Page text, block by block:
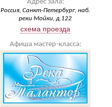
Адрес зала:
Россия, Санкт-Петербург, наб.
реки Мойки, д.122
схема проезда
Афиша мастер-класса: